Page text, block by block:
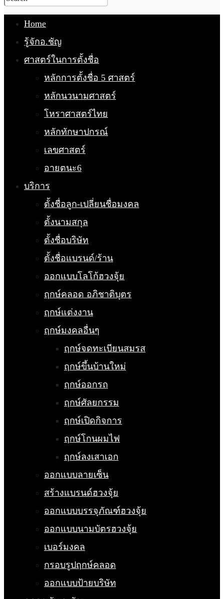
Home
รู้จักอ.ชัญ
ศาสตร์ในการตั้งชื่อ
หลักการตั้งชื่อ 5 ศาสตร์
หลักนวนามศาสตร์
โหราศาสตร์ไทย
หลักทักษาปกรณ์
เลขศาสตร์
อายตนะ6
บริการ
ตั้งชื่อลูก-เปลี่ยนชื่อมงคล
ตั้งนามสกุล
ตั้งชื่อบริษัท
ตั้งชื่อแบรนด์/ร้าน
ออกแบบโลโก้ฮวงจุ้ย
ฤกษ์คลอด อภิชาติบุตร
ฤกษ์แต่งงาน
ฤกษ์มงคลอื่นๆ
ฤกษ์จดทะเบียนสมรส
ฤกษ์ขึ้นบ้านใหม่
ฤกษ์ออกรถ
ฤกษ์ศัลยกรรม
ฤกษ์เปิดกิจการ
ฤกษ์โกนผมไฟ
ฤกษ์ลงเสาเอก
ออกแบบลายเซ็น
สร้างแบรนด์ฮวงจุ้ย
ออกแบบบรรจุภัณฑ์ฮวงจุ้ย
ออกแบบนามบัตรฮวงจุ้ย
เบอร์มงคล
กรอบรูปฤกษ์คลอด
ออกแบบป้ายบริษัท